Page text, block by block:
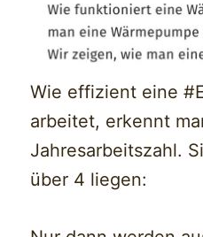
Wie effizient eine
arbeitet, erkennt
Jahresarbeitszahl.
über 4 liegen: